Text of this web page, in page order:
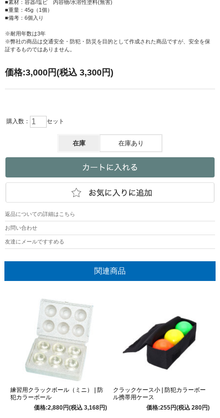
■素材：容器/塩ビ 内容物/水溶性塗料(無害)
■重量：45g（1個）
■備考：6個入り
※耐用年数は3年
※弊社の商品は交通安全・防犯・防災を目的として作成された商品ですが、安全を保
証するものではありません。
価格:3,000円 (税込 3,300円)
購入数： セット
在庫 在庫あり
返品についての詳細はこちら
お問い合わせ
友達にメールですすめる
関連商品
練習用クラックボール（ミニ） | 防
犯カラーボール
価格:2,880円(税込 3,168円)
クラックケース小 | 防犯カラーボー
ル携帯用ケース
価格:255円(税込 280円)